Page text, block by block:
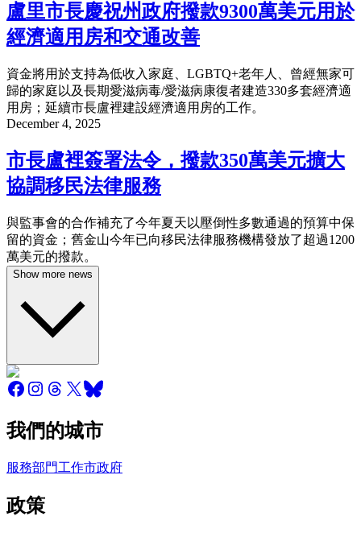
盧里市長慶祝州政府撥款9300萬美元用於
經濟適用房和交通改善
資金將用於支持為低收入家庭、LGBTQ+老年人、曾經無家可
歸的家庭以及長期愛滋病毒/愛滋病康復者建造330多套經濟適
用房；延續市長盧裡建設經濟適用房的工作。
December 4, 2025
市長盧裡簽署法令，撥款350萬美元擴大
協調移民法律服務
與監事會的合作補充了今年夏天以壓倒性多數通過的預算中保
留的資金；舊金山今年已向移民法律服務機構發放了超過1200
萬美元的撥款。
Show more news
我們的城市
服務部門工作市政府
政策